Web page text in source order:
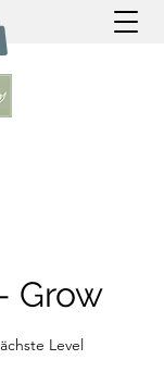
Grow
Level